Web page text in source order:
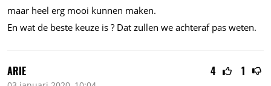
maar heel erg mooi kunnen maken.
En wat de beste keuze is ? Dat zullen we achteraf pas weten.
4 1
ARIE